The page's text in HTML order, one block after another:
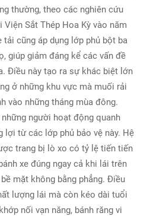
thường, theo các nghiên cứu
Sắt Thép Hoa Kỳ vào năm
tải cũng áp dụng lớp phủ bột ba
giúp giảm đáng kể các vấn đề
Điều này tạo ra sự khác biệt lớn
ở những khu vực mà muối rải
vào những tháng mùa đông.
người hoạt động quanh
lợi từ các lớp phủ bảo vệ này. Hệ
trang bị lò xo có tỷ lệ tiến tiến
xe đúng ngay cả khi lái trên
mặt không bằng phẳng. Điều
lượng lái mà còn kéo dài tuổi
nối vạn năng, bánh răng vi